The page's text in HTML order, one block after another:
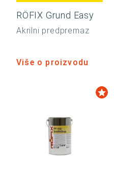
RÖFIX Grund Easy
Akrilni predpremaz
Više o proizvodu